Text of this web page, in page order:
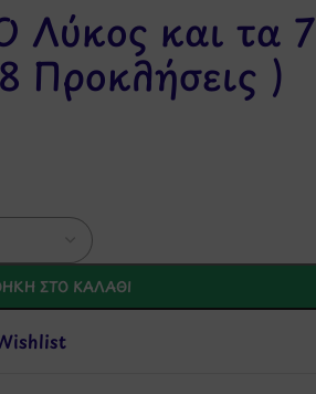
Λύκος και τα 7
Προκλήσεις )
ΣΤΟ ΚΑΛΆΘΙ